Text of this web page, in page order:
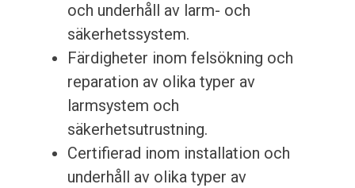
och underhåll av larm- och
säkerhetssystem.
Färdigheter inom felsökning och
reparation av olika typer av
larmsystem och
säkerhetsutrustning.
Certifierad inom installation och
underhåll av olika typer av